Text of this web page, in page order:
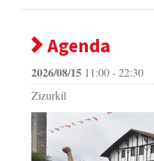
Agenda
2026/08/15 11:00 - 22:30
Zizurkil